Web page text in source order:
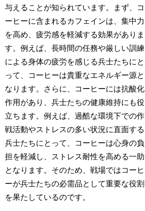
与えることが知られています。まず、コ
ーヒーに含まれるカフェインは、集中力
を高め、疲労感を軽減する効果がありま
す。例えば、長時間の任務や厳しい訓練
による身体の疲労を感じる兵士たちにと
って、コーヒーは貴重なエネルギー源と
なります。さらに、コーヒーには抗酸化
作用があり、兵士たちの健康維持にも役
立ちます。例えば、過酷な環境下での作
戦活動やストレスの多い状況に直面する
兵士たちにとって、コーヒーは心身の負
担を軽減し、ストレス耐性を高める一助
となります。そのため、戦場ではコーヒ
ーが兵士たちの必需品として重要な役割
を果たしているのです。